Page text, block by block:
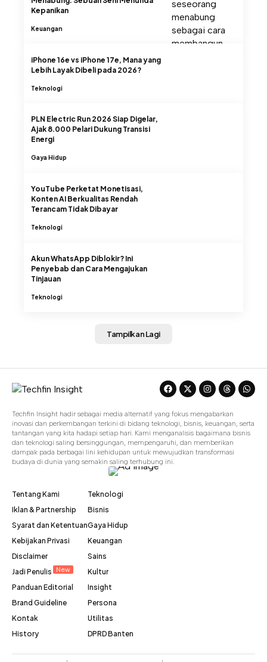
Kepanikan
Keuangan
iPhone 16e vs iPhone 17e, Mana yang
Lebih Layak Dibeli pada 2026?
Teknologi
PLN Electric Run 2026 Siap Digelar,
Ajak 8.000 Pelari Dukung Transisi
Energi
Gaya Hidup
YouTube Perketat Monetisasi,
Konten AI Berkualitas Rendah
Terancam Tidak Dibayar
Teknologi
Akun WhatsApp Diblokir? Ini
Penyebab dan Cara Mengajukan
Tinjauan
Teknologi
Tampilkan Lagi
Techfin Insight hadir sebagai media alternatif yang fokus mengabarkan
inovasi dan perkembangan terkini di bidang teknologi, bisnis, keuangan, serta
tantangan yang kita hadapi setiap hari. Kami menganalisis bagaimana bisnis
dan teknologi saling bersinggungan, mempengaruhi, dan memberikan
dampak pada berbagai lini kehidupan untuk mewujudkan transformasi
budaya di dunia yang semakin saling terhubung ini.
Tentang Kami
Iklan & Partnership
Syarat dan Ketentuan
Kebijakan Privasi
Disclaimer
Jadi Penulis
New
Panduan Editorial
Brand Guideline
Kontak
History
Teknologi
Bisnis
Gaya Hidup
Keuangan
Sains
Kultur
Insight
Persona
Utilitas
DPRD Banten